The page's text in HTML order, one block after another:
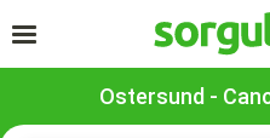
Ostersund -